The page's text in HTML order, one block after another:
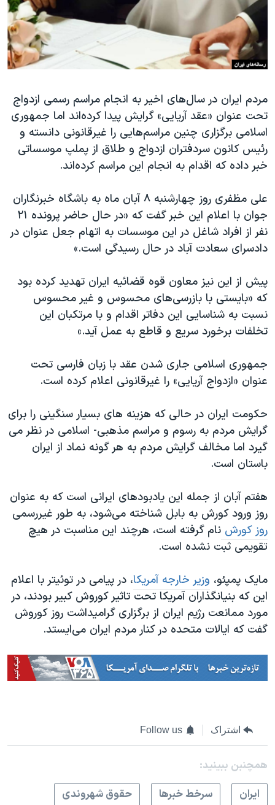
فرهنگ و زندگی
حقوق شهروندی
اقتصادی
اسرائیل در جنگ
گالری عکس
آرشیو پخش زنده
مستندها
انتخابات ریاست جمهوری آمریکا ۲۰۲۴
حمله جمهوری اسلامی به اسرائیل
ورزش زنان در ایران
اعتراضات زن، زندگی، آزادی
مجموعه مستندهای دادخواهی
تریبونال مردمی آبان ۹۸
چهل سال گروگان‌گیری
قانون شفافیت دارائی کادر رهبری ایران
اعتراضات مردمی آبان ۹۸
اسرائیل در جنگ
نرگس محمدی برنده جایزه نوبل صلح
همایش محافظه‌کاران آمریکا «سی‌پک»
سفر پرزیدنت ترامپ به چین
دنبال کنید
زبانهای مختلف
مردم ایران در سال‌های اخیر به انجام مراسم رسمی ازدواج
تحت عنوان «عقد آریایی» گرایش پیدا کرده‌اند اما جمهوری
اسلامی برگزاری چنین مراسم‌هایی را غیرقانونی دانسته و
رئیس کانون سردفتران ازدواج و طلاق از پملپ موسساتی
خبر داده که اقدام به انجام این مراسم کرده‌اند.
علی مظفری روز چهارشنبه ۸ آبان ماه به باشگاه خبرنگاران
جوان با اعلام این خبر گفت که «در حال حاضر پرونده ۲۱
نفر از افراد شاغل در این موسسات به اتهام جعل عنوان در
دادسرای سعادت آباد در حال رسیدگی است.»
پیش از این نیز معاون قوه قضائیه ایران تهدید کرده بود
که «بایستی با بازرسی‌های محسوس و غیر محسوس
نسبت به شناسایی این دفاتر اقدام و با مرتکبان این
تخلفات برخورد سریع و قاطع به عمل آید.»
جمهوری اسلامی جاری شدن عقد با زبان فارسی تحت
عنوان «ازدواج آریایی» را غیرقانونی اعلام کرده است.
حکومت ایران در حالی که هزینه های بسیار سنگینی را برای
گرایش مردم به رسوم و مراسم مذهبی- اسلامی در نظر می
گیرد اما مخالف گرایش مردم به هر گونه نماد از ایران
باستان است.
هفتم آبان از جمله این یادبودهای ایرانی است که به عنوان
روز ورود کورش به بابل شناخته می‌شود، به طور غیررسمی
روز کورش نام گرفته است، هرچند این مناسبت در هیچ
تقویمی ثبت نشده است.
مایک پمپئو، وزیر خارجه آمریکا، در پیامی در توئیتر با اعلام
این که بنیانگذاران آمریکا تحت تاثیر کوروش کبیر بودند، در
مورد ممانعت رژیم ایران از برگزاری گرامیداشت روز کوروش
گفت که ایالات متحده در کنار مردم ایران می‌ایستد.
اشتراک Follow us
همچنبن ببینید:
ايران
سرخط خبرها حقوق شهروندی